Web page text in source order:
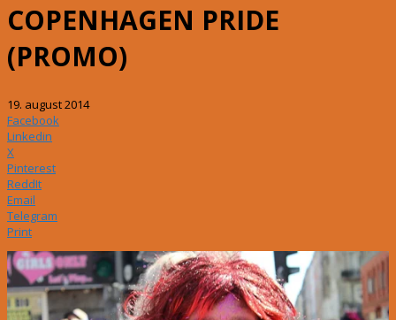
COPENHAGEN PRIDE
(PROMO)
19. august 2014
Facebook
Linkedin
X
Pinterest
ReddIt
Email
Telegram
Print